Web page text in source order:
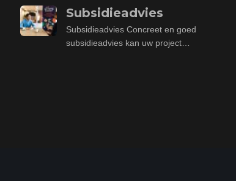
Subsidieadvies
Subsidieadvies Concreet en goed
subsidieadvies kan uw project…